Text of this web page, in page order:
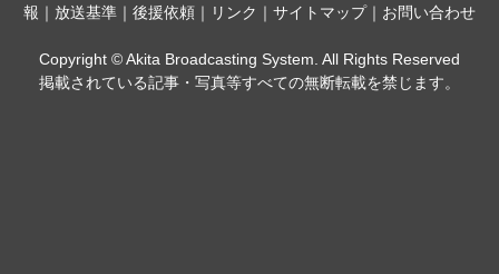
報 ｜ 放送基準 ｜ 後援依頼 ｜ リンク ｜ サイトマップ｜ お問い合わせ
Copyright © Akita Broadcasting System. All Rights Reserved
掲載されている記事・写真等すべての無断転載を禁じます。